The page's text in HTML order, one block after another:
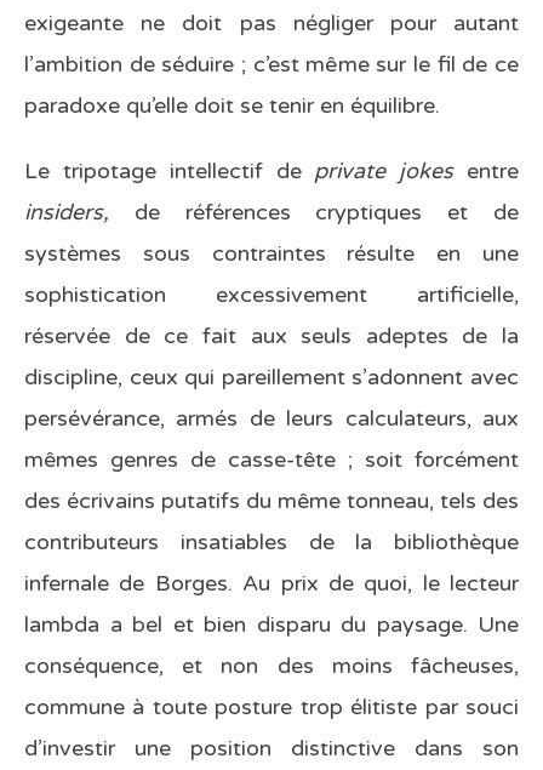
exigeante ne doit pas négliger pour autant
l’ambition de séduire ; c’est même sur le fil de ce
paradoxe qu’elle doit se tenir en équilibre.
Le tripotage intellectif de private jokesentre
insiders, de références cryptiques et de
systèmes sous contraintes résulte en une
sophistication excessivement artificielle,
réservée de ce fait aux seuls adeptes de la
discipline, ceux qui pareillement s’adonnent avec
persévérance, armés de leurs calculateurs, aux
mêmes genres de casse-tête ; soit forcément
des écrivains putatifs du même tonneau, tels des
contributeurs insatiables de la bibliothèque
infernale de Borges. Au prix de quoi, le lecteur
lambda a bel et bien disparu du paysage. Une
conséquence, et non des moins fâcheuses,
commune à toute posture trop élitiste par souci
d’investir une position distinctive dans son